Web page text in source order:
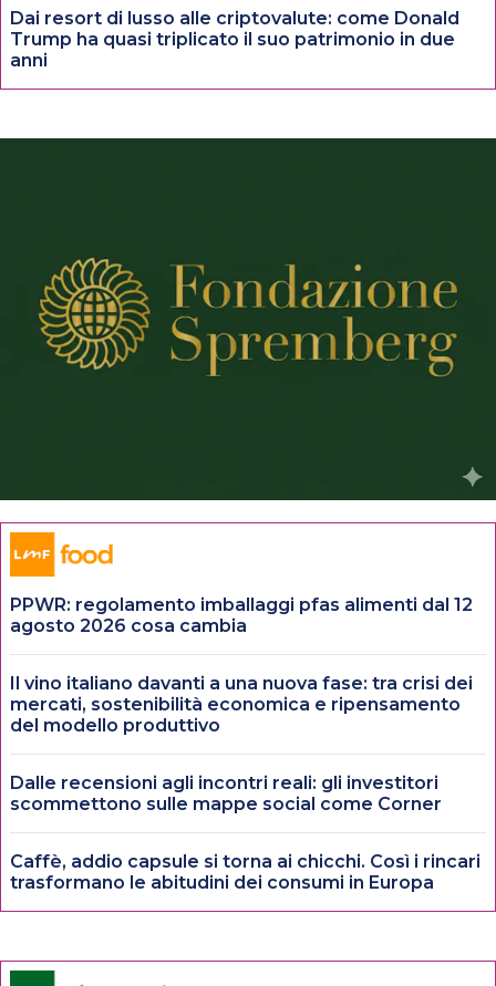
Dai resort di lusso alle criptovalute: come Donald
Trump ha quasi triplicato il suo patrimonio in due
anni
PPWR: regolamento imballaggi pfas alimenti dal 12
agosto 2026 cosa cambia
Il vino italiano davanti a una nuova fase: tra crisi dei
mercati, sostenibilità economica e ripensamento
del modello produttivo
Dalle recensioni agli incontri reali: gli investitori
scommettono sulle mappe social come Corner
Caffè, addio capsule si torna ai chicchi. Così i rincari
trasformano le abitudini dei consumi in Europa